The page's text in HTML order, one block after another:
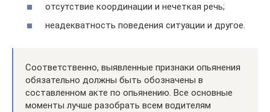
отсутствие координации и нечеткая речь;
неадекватность поведения ситуации и другое.
Соответственно, выявленные признаки опьянения
обязательно должны быть обозначены в
составленном акте по опьянению. Все основные
моменты лучше разобрать всем водителям